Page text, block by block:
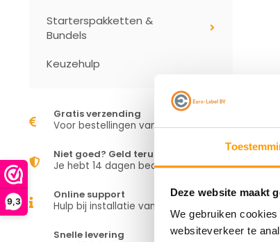
Deze website maakt
We gebruiken
websiteverkeer te
9,3
Starterspakketten &
Bundels
Keuzehulp
Gratis verzending
Voor bestellingen vanaf €50,00
Niet goed? Geld terug
Je hebt 14 dagen bedenktijd
Online support
Hulp bij installatie van je apparaat
Snelle levering